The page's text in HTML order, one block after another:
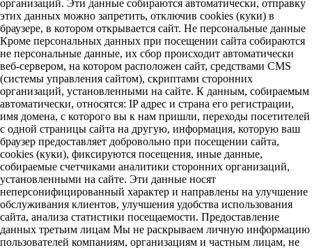
организаций. Эти данные собираются автоматически, отправку
этих данных можно запретить, отключив cookies (куки) в
браузере, в котором открывается сайт. Не персональные данные
Кроме персональных данных при посещении сайта собираются
не персональные данные, их сбор происходит автоматически
веб-сервером, на котором расположен сайт, средствами CMS
(системы управления сайтом), скриптами сторонних
организаций, установленными на сайте. К данным, собираемым
автоматически, относятся: IP адрес и страна его регистрации,
имя домена, с которого вы к нам пришли, переходы посетителей
с одной страницы сайта на другую, информация, которую ваш
браузер предоставляет добровольно при посещении сайта,
cookies (куки), фиксируются посещения, иные данные,
собираемые счетчиками аналитики сторонних организаций,
установленными на сайте. Эти данные носят
неперсонифицированный характер и направлены на улучшение
обслуживания клиентов, улучшения удобства использования
сайта, анализа статистики посещаемости. Предоставление
данных третьим лицам Мы не раскрываем личную информацию
пользователей компаниям, организациям и частным лицам, не